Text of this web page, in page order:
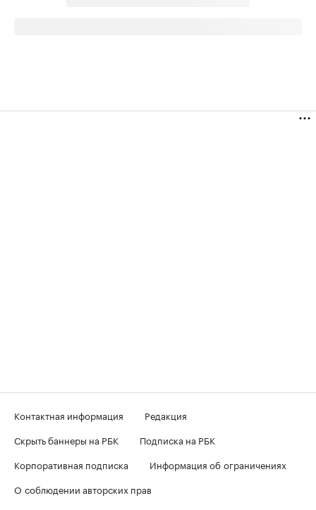
Контактная информация
Редакция
Скрыть баннеры на РБК
Подписка на РБК
Корпоративная подписка
Информация об ограничениях
О соблюдении авторских прав